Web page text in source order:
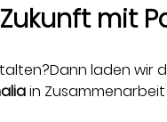
mit
laden wir
in